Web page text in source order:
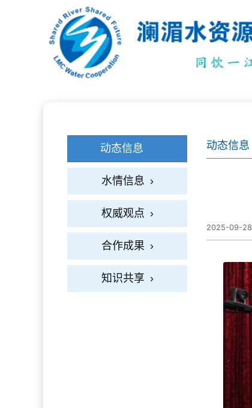
动态信息
水情信息 ›
权威观点 ›
合作成果 ›
知识共享 ›
动态信息
2025-09-28